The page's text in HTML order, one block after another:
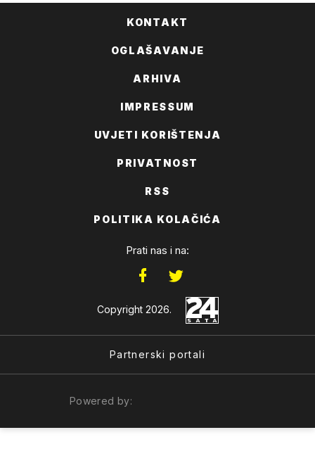
KONTAKT
OGLAŠAVANJE
ARHIVA
IMPRESSUM
UVJETI KORIŠTENJA
PRIVATNOST
RSS
POLITIKA KOLAČIĆA
Prati nas i na:
Copyright 2026.
Partnerski portali
Powered by: